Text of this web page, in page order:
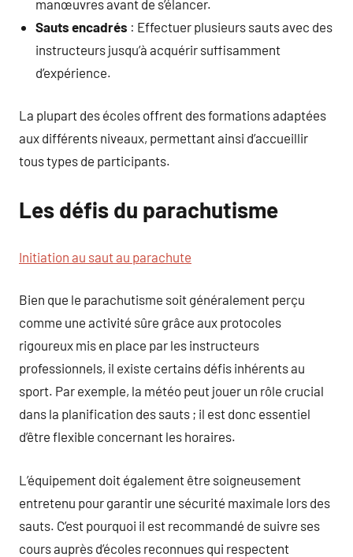
manœuvres avant de s’élancer.
Sauts encadrés : Effectuer plusieurs sauts avec des
instructeurs jusqu’à acquérir suffisamment
d’expérience.
La plupart des écoles offrent des formations adaptées
aux différents niveaux, permettant ainsi d’accueillir
tous types de participants.
Les défis du parachutisme
Initiation au saut au parachute
Bien que le parachutisme soit généralement perçu
comme une activité sûre grâce aux protocoles
rigoureux mis en place par les instructeurs
professionnels, il existe certains défis inhérents au
sport. Par exemple, la météo peut jouer un rôle crucial
dans la planification des sauts ; il est donc essentiel
d’être flexible concernant les horaires.
L’équipement doit également être soigneusement
entretenu pour garantir une sécurité maximale lors des
sauts. C’est pourquoi il est recommandé de suivre ses
cours auprès d’écoles reconnues qui respectent